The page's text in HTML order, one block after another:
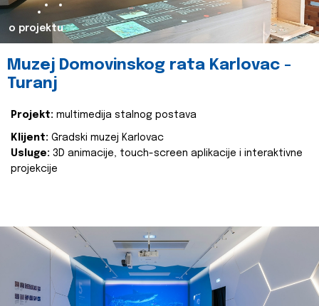
o projektu
Muzej Domovinskog rata Karlovac -
Turanj
Projekt: multimedija stalnog postava
Klijent: Gradski muzej Karlovac
Usluge: 3D animacije, touch-screen aplikacije i interaktivne
projekcije